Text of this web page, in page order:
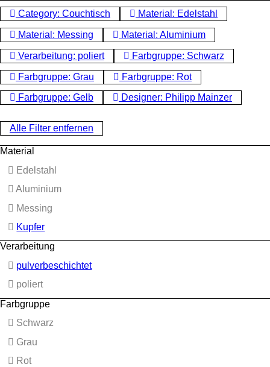
Category: Couchtisch Material: Edelstahl
Material: Messing Material: Aluminium
Verarbeitung: poliert Farbgruppe: Schwarz
Farbgruppe: Grau Farbgruppe: Rot
Farbgruppe: Gelb Designer: Philipp Mainzer
Alle Filter entfernen
Material
Edelstahl
Aluminium
Messing
Kupfer
Verarbeitung
pulverbeschichtet
poliert
Farbgruppe
Schwarz
Grau
Rot